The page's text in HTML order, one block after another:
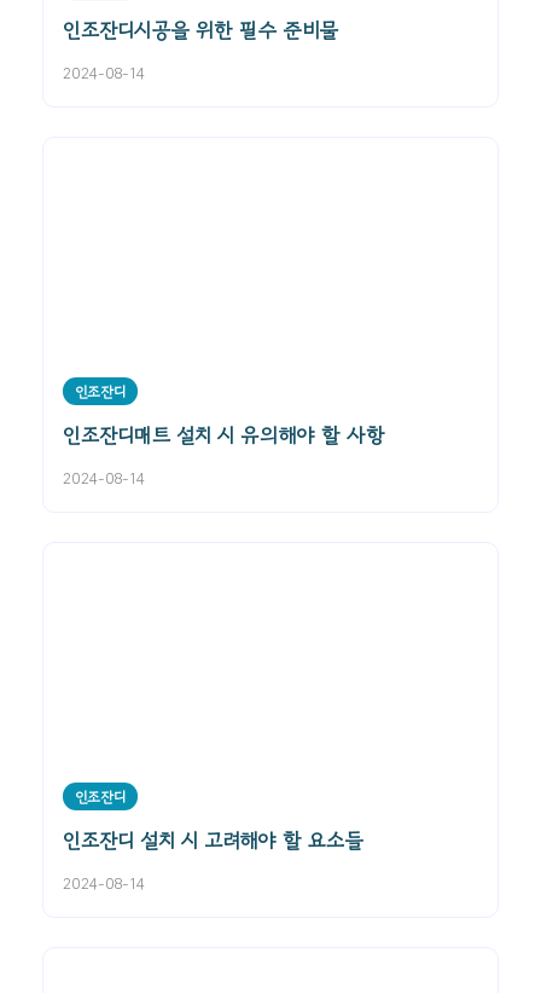
인조잔디시공을 위한 필수 준비물
2024-08-14
인조잔디
인조잔디매트 설치 시 유의해야 할 사항
2024-08-14
인조잔디
인조잔디 설치 시 고려해야 할 요소들
2024-08-14